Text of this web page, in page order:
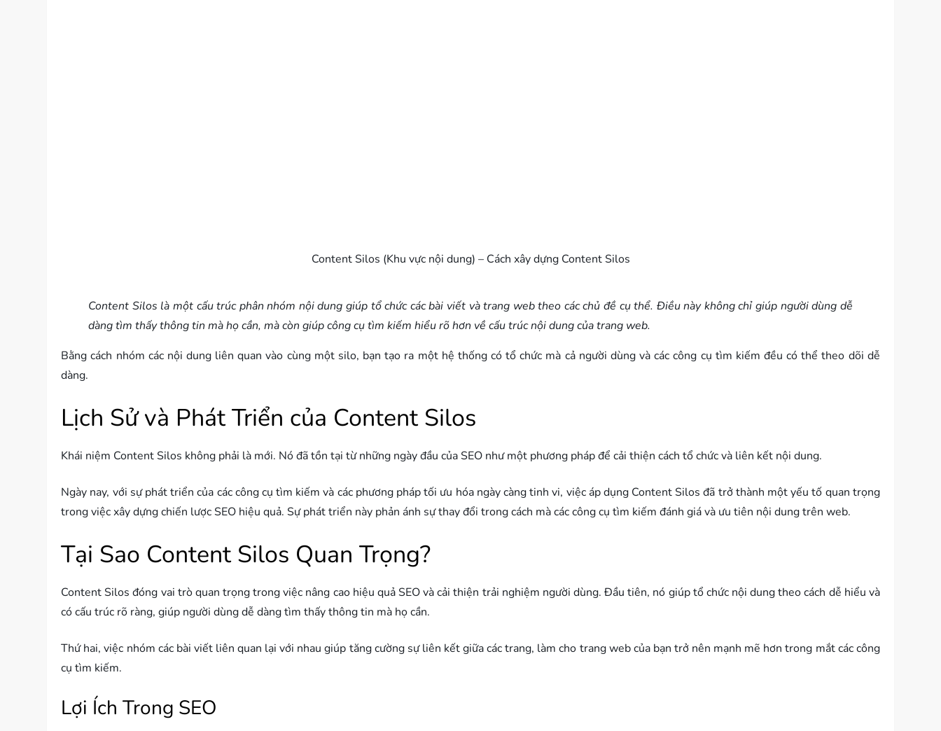
Content Silos (Khu vực nội dung) – Cách xây dựng Content Silos
Content Silos là một cấu trúc phân nhóm nội dung giúp tổ chức các bài viết và trang web theo các chủ đề cụ thể. Điều này không chỉ giúp người dùng dễ
dàng tìm thấy thông tin mà họ cần, mà còn giúp công cụ tìm kiếm hiểu rõ hơn về cấu trúc nội dung của trang web.
Bằng cách nhóm các nội dung liên quan vào cùng một silo, bạn tạo ra một hệ thống có tổ chức mà cả người dùng và các công cụ tìm kiếm đều có thể theo dõi dễ
dàng.
Lịch Sử và Phát Triển của Content Silos
Khái niệm Content Silos không phải là mới. Nó đã tồn tại từ những ngày đầu của SEO như một phương pháp để cải thiện cách tổ chức và liên kết nội dung.
Ngày nay, với sự phát triển của các công cụ tìm kiếm và các phương pháp tối ưu hóa ngày càng tinh vi, việc áp dụng Content Silos đã trở thành một yếu tố quan trọng
trong việc xây dựng chiến lược SEO hiệu quả. Sự phát triển này phản ánh sự thay đổi trong cách mà các công cụ tìm kiếm đánh giá và ưu tiên nội dung trên web.
Tại Sao Content Silos Quan Trọng?
Content Silos đóng vai trò quan trọng trong việc nâng cao hiệu quả SEO và cải thiện trải nghiệm người dùng. Đầu tiên, nó giúp tổ chức nội dung theo cách dễ hiểu và
có cấu trúc rõ ràng, giúp người dùng dễ dàng tìm thấy thông tin mà họ cần.
Thứ hai, việc nhóm các bài viết liên quan lại với nhau giúp tăng cường sự liên kết giữa các trang, làm cho trang web của bạn trở nên mạnh mẽ hơn trong mắt các công
cụ tìm kiếm.
Lợi Ích Trong SEO